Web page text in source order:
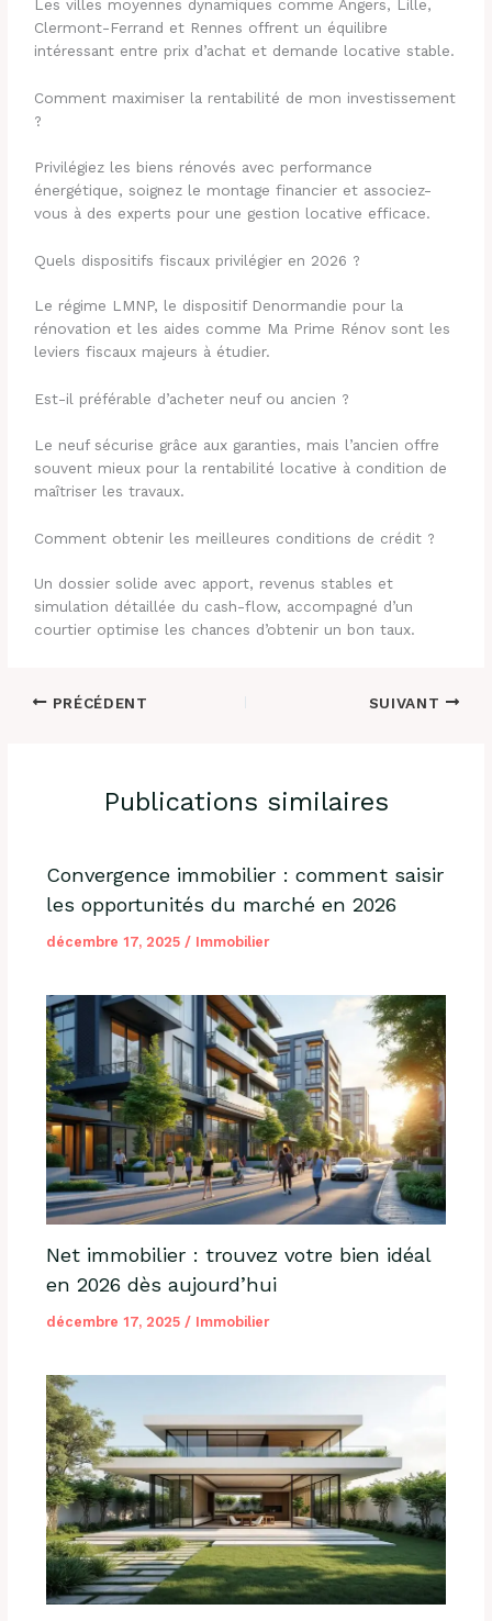
Les villes moyennes dynamiques comme Angers, Lille,
Clermont-Ferrand et Rennes offrent un équilibre
intéressant entre prix d’achat et demande locative stable.
Comment maximiser la rentabilité de mon investissement
?
Privilégiez les biens rénovés avec performance
énergétique, soignez le montage financier et associez-
vous à des experts pour une gestion locative efficace.
Quels dispositifs fiscaux privilégier en 2026 ?
Le régime LMNP, le dispositif Denormandie pour la
rénovation et les aides comme Ma Prime Rénov sont les
leviers fiscaux majeurs à étudier.
Est-il préférable d’acheter neuf ou ancien ?
Le neuf sécurise grâce aux garanties, mais l’ancien offre
souvent mieux pour la rentabilité locative à condition de
maîtriser les travaux.
Comment obtenir les meilleures conditions de crédit ?
Un dossier solide avec apport, revenus stables et
simulation détaillée du cash-flow, accompagné d’un
courtier optimise les chances d’obtenir un bon taux.
PRÉCÉDENT SUIVANT
Publications similaires
Convergence immobilier : comment saisir
les opportunités du marché en 2026
décembre 17, 2025 / Immobilier
Net immobilier : trouvez votre bien idéal
en 2026 dès aujourd’hui
décembre 17, 2025 / Immobilier